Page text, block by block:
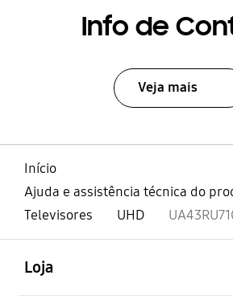
Info de
Veja mais
Início
Ajuda e assistência técnica do
Televisores
UHD
Loja